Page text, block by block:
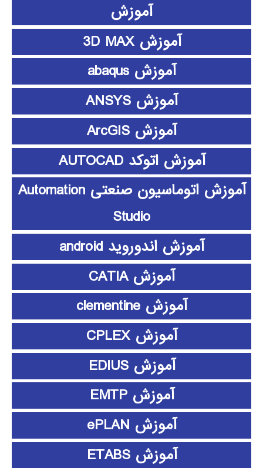
آموزش
آموزش 3D MAX
آموزش abaqus
آموزش ANSYS
آموزش ArcGIS
آموزش اتوکد AUTOCAD
آموزش اتوماسیون صنعتی Automation
Studio
آموزش اندوروید android
آموزش CATIA
آموزش clementine
آموزش CPLEX
آموزش EDIUS
آموزش EMTP
آموزش ePLAN
آموزش ETABS